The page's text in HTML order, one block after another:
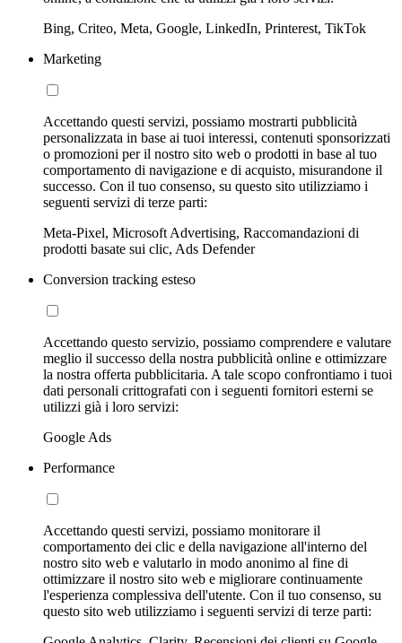
Bing, Criteo, Meta, Google, LinkedIn, Printerest, TikTok
Marketing
Accettando questi servizi, possiamo mostrarti pubblicità
personalizzata in base ai tuoi interessi, contenuti sponsorizzati
o promozioni per il nostro sito web o prodotti in base al tuo
comportamento di navigazione e di acquisto, misurandone il
successo. Con il tuo consenso, su questo sito utilizziamo i
seguenti servizi di terze parti:
Meta-Pixel, Microsoft Advertising, Raccomandazioni di
prodotti basate sui clic, Ads Defender
Conversion tracking esteso
Accettando questo servizio, possiamo comprendere e valutare
meglio il successo della nostra pubblicità online e ottimizzare
la nostra offerta pubblicitaria. A tale scopo confrontiamo i tuoi
dati personali crittografati con i seguenti fornitori esterni se
utilizzi già i loro servizi:
Google Ads
Performance
Accettando questi servizi, possiamo monitorare il
comportamento dei clic e della navigazione all'interno del
nostro sito web e valutarlo in modo anonimo al fine di
ottimizzare il nostro sito web e migliorare continuamente
l'esperienza complessiva dell'utente. Con il tuo consenso, su
questo sito web utilizziamo i seguenti servizi di terze parti: